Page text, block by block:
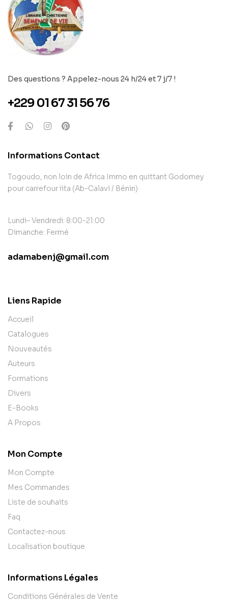
Des questions ? Appelez-nous 24 h/24 et 7 j/7 !
+229 01 67 31 56 76
Informations Contact
Togoudo, non loin de Africa Immo en quittant Godomey
pour carrefour iita (Ab-Calavi / Bénin)
Lundi– Vendredi: 8:00-21:00
Dimanche: Fermé
adamabenj@gmail.com
Liens Rapide
Accueil
Catalogues
Nouveautés
Auteurs
Formations
Divers
E-Books
A Propos
Mon Compte
Mon Compte
Mes Commandes
Liste de souhaits
Faq
Contactez-nous
Localisation boutique
Informations Légales
Conditions Générales de Vente